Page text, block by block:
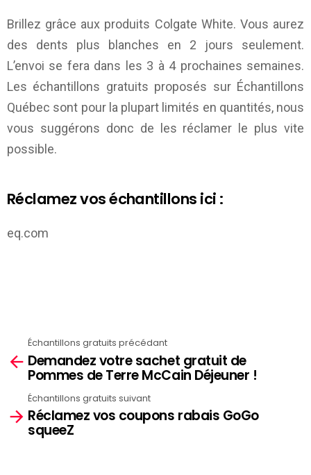
Brillez grâce aux produits Colgate White. Vous aurez
des dents plus blanches en 2 jours seulement.
L’envoi se fera dans les 3 à 4 prochaines semaines.
Les échantillons gratuits proposés sur Échantillons
Québec sont pour la plupart limités en quantités, nous
vous suggérons donc de les réclamer le plus vite
possible.
Réclamez vos échantillons ici :
eq.com
more
Échantillons gratuits précédant
Demandez votre sachet gratuit de
Pommes de Terre McCain Déjeuner !
Échantillons gratuits suivant
Réclamez vos coupons rabais GoGo
squeeZ